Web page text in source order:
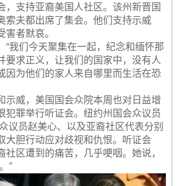
，支持亚裔美国人社区。该州新晋国
索夫都出席了集会。他们支持示威
害者默哀。
们今天聚集在一起，纪念和缅怀那
要求正义，让我们的国家中，没有人
因为他们的家人来自哪里而生活在恐
威，美国国会众院本周也对日益增
犯罪举行听证会。纽约州国会众议员
议员赵美心、以及亚裔社区代表分别
大胆行动应对歧视和仇恨。听证会
社区遭到的痛苦，几乎哽咽。她说，
”